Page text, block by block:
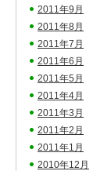
2011年9月
2011年8月
2011年7月
2011年6月
2011年5月
2011年4月
2011年3月
2011年2月
2011年1月
2010年12月